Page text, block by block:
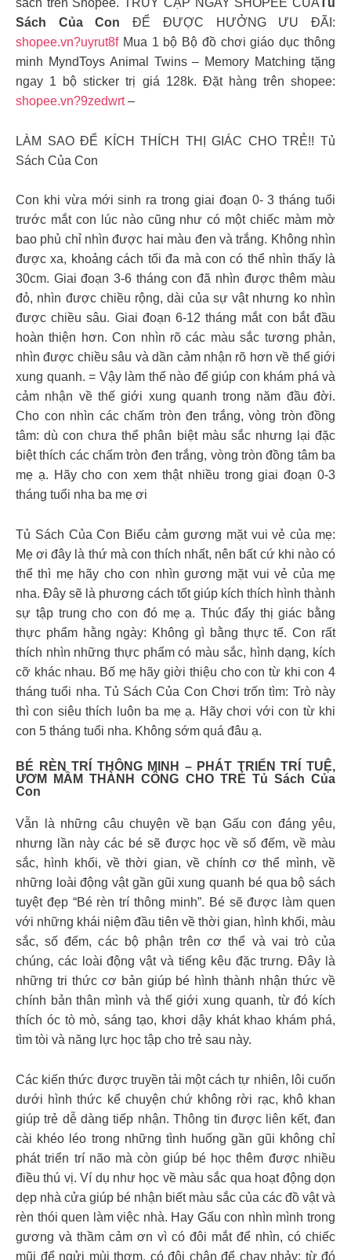
sách trên Shopee. TRUY CẬP NGAY SHOPEE CỦA Tủ
Sách Của Con ĐỂ ĐƯỢC HƯỞNG ƯU ĐÃI:
shopee.vn?uyrut8fMua 1 bộ Bộ đồ chơi giáo dục thông
minh MyndToys Animal Twins – Memory Matching tặng
ngay 1 bộ sticker trị giá 128k. Đặt hàng trên shopee:
shopee.vn?9zedwrt–
LÀM SAO ĐỂ KÍCH THÍCH THỊ GIÁC CHO TRẺ!! Tủ
Sách Của Con
Con khi vừa mới sinh ra trong giai đoạn 0- 3 tháng tuổi
trước mắt con lúc nào cũng như có một chiếc màm mờ
bao phủ chỉ nhìn được hai màu đen và trắng. Không nhìn
được xa, khoảng cách tối đa mà con có thể nhìn thấy là
30cm. Giai đoạn 3-6 tháng con đã nhìn được thêm màu
đỏ, nhìn được chiều rộng, dài của sự vật nhưng ko nhìn
được chiều sâu. Giai đoạn 6-12 tháng mắt con bắt đầu
hoàn thiện hơn. Con nhìn rõ các màu sắc tương phản,
nhìn được chiều sâu và dần cảm nhận rõ hơn về thế giới
xung quanh. = Vậy làm thế nào để giúp con khám phá và
cảm nhận về thế giới xung quanh trong năm đầu đời.
Cho con nhìn các chấm tròn đen trắng, vòng tròn đồng
tâm: dù con chưa thể phân biệt màu sắc nhưng lại đặc
biệt thích các chấm tròn đen trắng, vòng tròn đồng tâm ba
mẹ ạ. Hãy cho con xem thật nhiều trong giai đoạn 0-3
tháng tuổi nha ba mẹ ơi
Tủ Sách Của Con Biểu cảm gương mặt vui vẻ của mẹ:
Mẹ ơi đây là thứ mà con thích nhất, nên bất cứ khi nào có
thể thì mẹ hãy cho con nhìn gương mặt vui vẻ của mẹ
nha. Đây sẽ là phương cách tốt giúp kích thích hình thành
sự tập trung cho con đó mẹ ạ. Thúc đẩy thị giác bằng
thực phẩm hằng ngày: Không gì bằng thực tế. Con rất
thích nhìn những thực phẩm có màu sắc, hình dạng, kích
cỡ khác nhau. Bố mẹ hãy giời thiệu cho con từ khi con 4
tháng tuổi nha. Tủ Sách Của Con Chơi trốn tìm: Trò này
thì con siêu thích luôn ba mẹ ạ. Hãy chơi với con từ khi
con 5 tháng tuổi nha. Không sớm quá đâu ạ.
BÉ RÈN TRÍ THÔNG MINH – PHÁT TRIỂN TRÍ TUỆ,
ƯƠM MẦM THÀNH CÔNG CHO TRẺ Tủ Sách Của
Con
Vẫn là những câu chuyện về bạn Gấu con đáng yêu,
nhưng lần này các bé sẽ được học về số đếm, về màu
sắc, hình khối, về thời gian, về chính cơ thể mình, về
những loài động vật gần gũi xung quanh bé qua bộ sách
tuyệt đẹp “Bé rèn trí thông minh”. Bé sẽ được làm quen
với những khái niệm đầu tiên về thời gian, hình khối, màu
sắc, số đếm, các bộ phận trên cơ thể và vai trò của
chúng, các loài động vật và tiếng kêu đặc trưng. Đây là
những tri thức cơ bản giúp bé hình thành nhận thức về
chính bản thân mình và thế giới xung quanh, từ đó kích
thích óc tò mò, sáng tạo, khơi dậy khát khao khám phá,
tìm tòi và năng lực học tập cho trẻ sau này.
Các kiến thức được truyền tải một cách tự nhiên, lôi cuốn
dưới hình thức kể chuyện chứ không rời rạc, khô khan
giúp trẻ dễ dàng tiếp nhận. Thông tin được liên kết, đan
cài khéo léo trong những tình huống gần gũi không chỉ
phát triển trí não mà còn giúp bé học thêm được nhiều
điều thú vị. Ví dụ như học về màu sắc qua hoạt động dọn
dẹp nhà cửa giúp bé nhận biết màu sắc của các đồ vật và
rèn thói quen làm việc nhà. Hay Gấu con nhìn mình trong
gương và thầm cảm ơn vì có đôi mắt để nhìn, có chiếc
mũi để ngửi mùi thơm, có đôi chân để chạy nhảy; từ đó